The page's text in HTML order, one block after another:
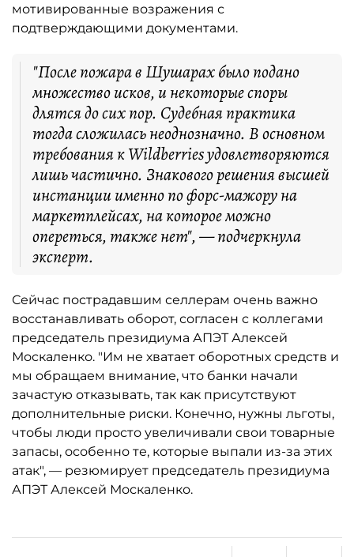
мотивированные возражения с
подтверждающими документами.
"После пожара в Шушарах было подано
множество исков, и некоторые споры
длятся до сих пор. Судебная практика
тогда сложилась неоднозначно. В основном
требования к Wildberries удовлетворяются
лишь частично. Знакового решения высшей
инстанции именно по форс-мажору на
маркетплейсах, на которое можно
опереться, также нет", — подчеркнула
эксперт.
Сейчас пострадавшим селлерам очень важно
восстанавливать оборот, согласен с коллегами
председатель президиума АПЭТ Алексей
Москаленко. "Им не хватает оборотных средств и
мы обращаем внимание, что банки начали
зачастую отказывать, так как присутствуют
дополнительные риски. Конечно, нужны льготы,
чтобы люди просто увеличивали свои товарные
запасы, особенно те, которые выпали из-за этих
атак", — резюмирует председатель президиума
АПЭТ Алексей Москаленко.